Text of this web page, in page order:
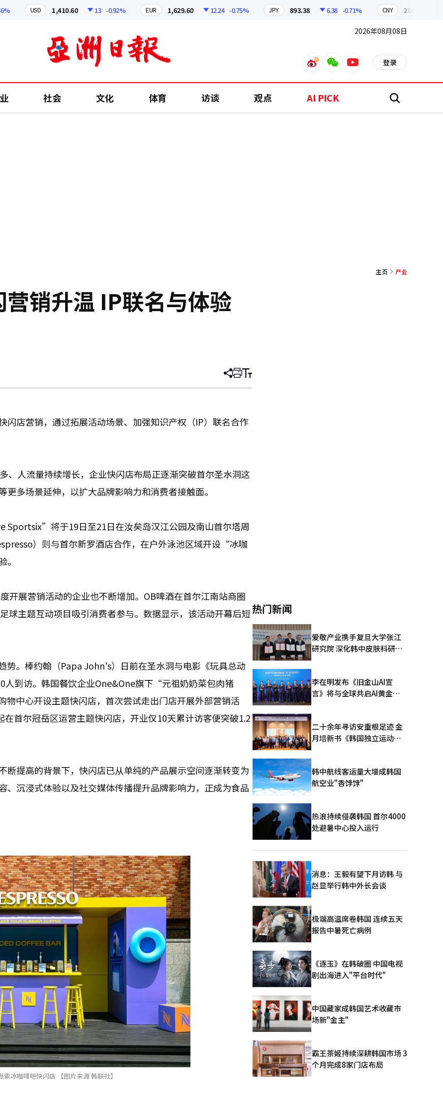
USD 1,410.60 13 -0.92% EUR 1,629.60 12.24 -0.75% JPY 893.38 6.38 -0.71% CNY 209.17
2026年08月08日
weiboweixinyoutube 登录
社会 文化 体育 访谈 观点 AI PICK 搜
主页 产业
销升温 IP联名与体验
分
文
打 调
大
闪店营销，通过拓展活动场景、加强知识产权（IP）联名合作
、人流量持续增长，企业快闪店布局正逐渐突破首尔圣水洞这
多场景延伸，以扩大品牌影响力和消费者接触面。
Sportsix”将于19日至21日在汝矣岛汉江公园及南山首尔塔周
）则与首尔新罗酒店合作，在户外泳池区域开设“冰咖
开展营销活动的企业也不断增加。OB啤酒在首尔江南站商圈
球主题互动项目吸引消费者参与。数据显示，该活动开幕后短
势。棒约翰（Papa John's）日前在圣水洞与电影《玩具总动
人到访。韩国餐饮企业One&One旗下“元祖奶奶菜包肉猪
中心开设主题快闪店，首次尝试走出门店开展外部营销活
首尔冠岳区运营主题快闪店，开业仅10天累计访客便突破1.2
断提高的背景下，快闪店已从单纯的产品展示空间逐渐转变为
、沉浸式体验以及社交媒体传播提升品牌影响力，正成为食品
冰咖啡吧快闪店 【图片来源 韩联社】
热门新闻
爱敬产业携手复旦大学张江
研究院 深化韩中皮肤科研合
李在明发布《旧金山AI宣
言》将与全球共启AI黄金时
二十余年寻访安重根足迹 金
月培新书《韩国独立运动圣
韩中航线客运量大增成韩国
航空业"香饽饽"
热浪持续侵袭韩国 首尔4000
处避暑中心投入运行
消息：王毅有望下月访韩 与
赵显举行韩中外长会谈
极端高温席卷韩国 连续五天
报告中暑死亡病例
《逐玉》在韩破圈 中国电视
剧出海进入"平台时代"
中国藏家成韩国艺术收藏市
场新"金主"
霸王茶姬持续深耕韩国市场 3
个月完成8家门店布局